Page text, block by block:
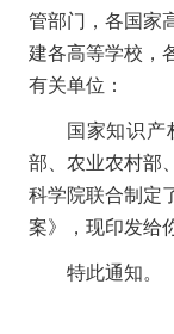
管部门，各国家
建各高等学校，
有关单位：
国家知识产
部、农业农村部
科学院联合制定
案》，现印发给
特此通知。